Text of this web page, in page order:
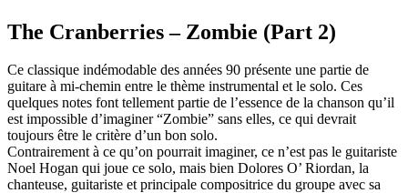
The Cranberries – Zombie (Part 2)
Ce classique indémodable des années 90 présente une partie de
guitare à mi-chemin entre le thème instrumental et le solo. Ces
quelques notes font tellement partie de l’essence de la chanson qu’il
est impossible d’imaginer “Zombie” sans elles, ce qui devrait
toujours être le critère d’un bon solo.
Contrairement à ce qu’on pourrait imaginer, ce n’est pas le guitariste
Noel Hogan qui joue ce solo, mais bien Dolores O’ Riordan, la
chanteuse, guitariste et principale compositrice du groupe avec sa